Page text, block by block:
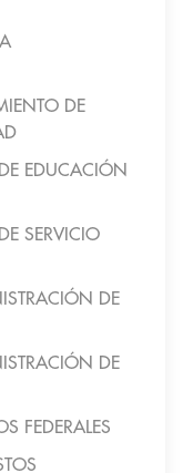
DE
EDUCACIÓN
SERVICIO
DE
DE
FEDERALES